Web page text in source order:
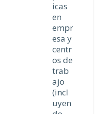
icas
en
empr
esa y
centr
os de
trab
ajo
(incl
uyen